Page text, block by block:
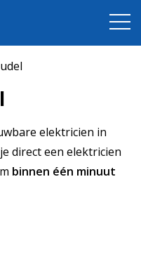
elektricien in
direct een elektricien
binnen één minuut